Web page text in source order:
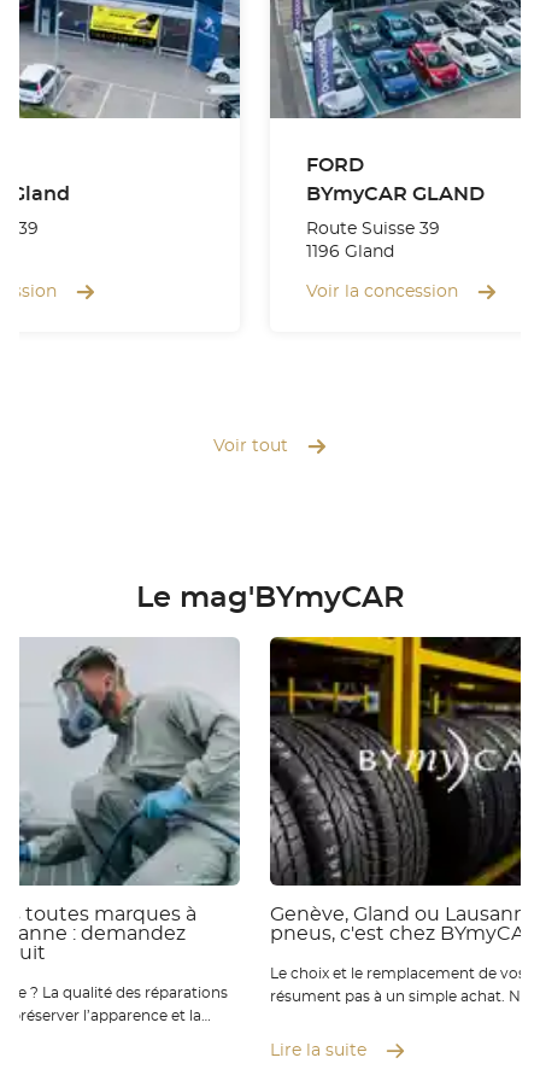
Gland
39
FORD
BYmyCAR GLAND
Route Suisse 39
1196 Gland
Voir la concession
Voir tout
Le mag'BYmyCAR
toutes marques à
: demandez
préserver l’apparence et la
Genève, Gland ou
pneus, c'est chez
Le choix et le remplacement de vos
résument pas à un simple achat.
de conduite et la performance de
Lire la suite